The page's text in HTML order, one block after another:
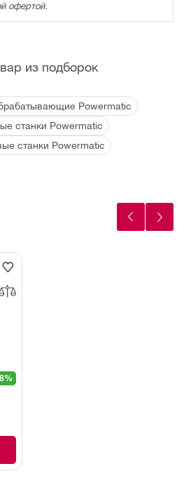
офертой.
из подборок
Powermatic
станки Powermatic
станки Powermatic